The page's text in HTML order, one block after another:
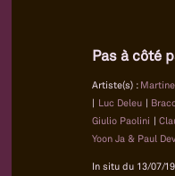
Pas à côté
Artiste(s) :
| Luc Deleu |
Giulio Paolini |
Yoon Ja & Paul
In situ du 13/07/